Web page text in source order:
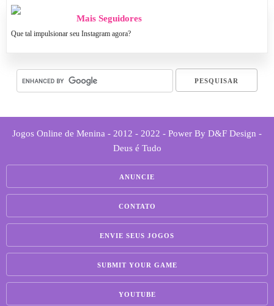
Mais Seguidores
Que tal impulsionar seu Instagram agora?
Jogos Online de Menina - 2012 - 2022 - Power By D&F Design -
Deus é Tudo
ANUNCIE
CONTATO
ENVIE SEUS JOGOS
SUBMIT YOUR GAME
YOUTUBE